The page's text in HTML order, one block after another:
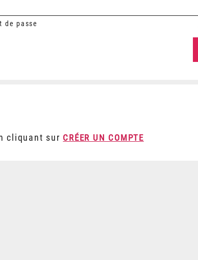
de passe
cliquant sur CRÉER UN COMPTE